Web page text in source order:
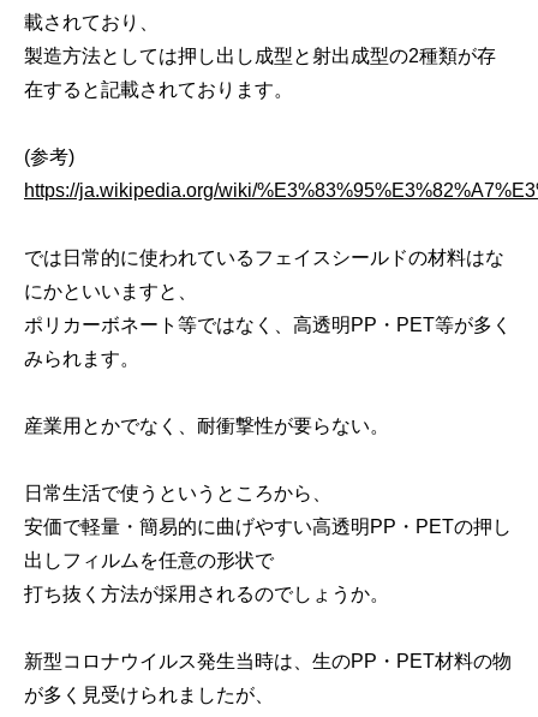
載されており、
製造方法としては押し出し成型と射出成型の2種類が存
在すると記載されております。
(参考)
https://ja.wikipedia.org/wiki/
では日常的に使われているフェイスシールドの材料はな
にかといいますと、
ポリカーボネート等ではなく、高透明PP・PET等が多く
みられます。
産業用とかでなく、耐衝撃性が要らない。
日常生活で使うというところから、
安価で軽量・簡易的に曲げやすい高透明PP・PETの押し
出しフィルムを任意の形状で
打ち抜く方法が採用されるのでしょうか。
新型コロナウイルス発生当時は、生のPP・PET材料の物
が多く見受けられましたが、